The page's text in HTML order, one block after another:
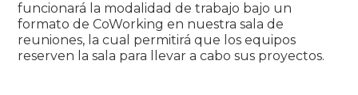
funcionará la modalidad de trabajo bajo un
formato de CoWorking en nuestra sala de
reuniones, la cual permitirá que los equipos
reserven la sala para llevar a cabo sus proyectos.